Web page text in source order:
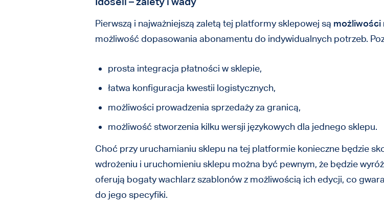
Pierwszą i najważniejszą zaletą tej platformy sklepowej są możliwości
możliwość dopasowania abonamentu do indywidualnych potrzeb.
prosta integracja płatności w sklepie,
łatwa konfiguracja kwestii logistycznych,
możliwości prowadzenia sprzedaży za granicą,
możliwość stworzenia kilku wersji językowych dla jednego sklepu.
Choć przy uruchamianiu sklepu na tej platformie konieczne będzie
wdrożeniu i uruchomieniu sklepu można być pewnym, że będzie
oferują bogaty wachlarz szablonów z możliwością ich edycji, co
do jego specyfiki.